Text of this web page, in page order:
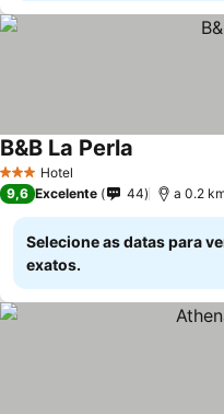
3 EstrelasHotel
B&B La Perla
9,6 Excelente 44 a 0.2
Selecione as datas para
exatos.